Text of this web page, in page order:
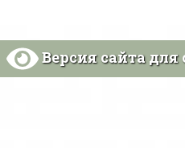
Версия сайта